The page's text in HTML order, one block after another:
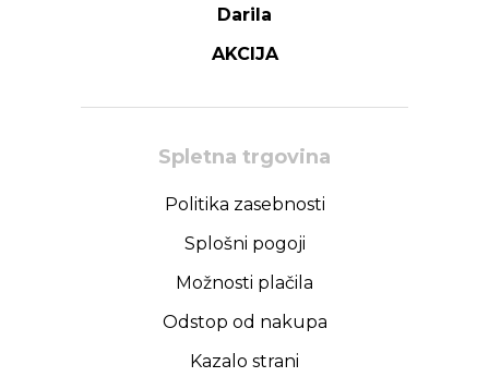
Darila
AKCIJA
Spletna trgovina
Politika zasebnosti
Splošni pogoji
Možnosti plačila
Odstop od nakupa
Kazalo strani